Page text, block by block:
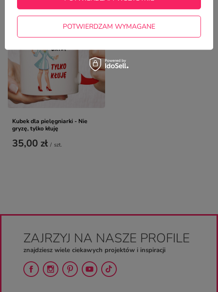
Kubek dla pielęgniarki - Nie
gryzę, tylko kłuję
35,00 zł / szt.
ZAJRZYJ NA NASZE PROFILE
znajdziesz wiele ciekawych projektów i inspiracji
POTWIERDZAM WYMAGANE